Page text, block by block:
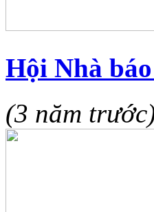
Hội Nhà
(3 năm